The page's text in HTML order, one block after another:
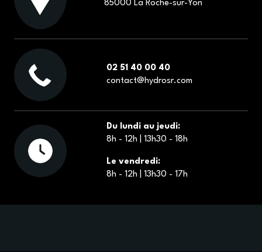
85000 La Roche-sur-Yon
02 51 40 00 40
contact@hydrosr.com
Du lundi au jeudi:
8h - 12h | 13h30 - 18h
Le vendredi:
8h - 12h | 13h30 - 17h